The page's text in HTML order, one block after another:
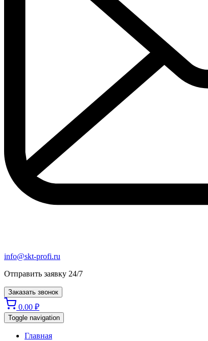
info@skt-profi.ru
Отправить заявку 24/7
Заказать звонок
0.00 ₽
Toggle navigation
Главная